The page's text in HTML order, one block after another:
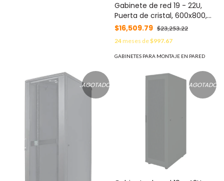
Gabinete de red 19 - 22U,
Puerta de cristal, 600x800,
Flatpack, IP20, Carga
estática máxima 1500 kg,
INTELLINET 713085
$16,509.79 $23,253.22
24meses de$997.67
GABINETES PARA MONTAJE EN PARED
AGOTADO AGOTADO